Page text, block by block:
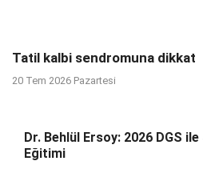
Tatil kalbi sendromuna dikkat
20 Tem 2026 Pazartesi
Dr. Behlül Ersoy: 2026 DGS
Eğitimi